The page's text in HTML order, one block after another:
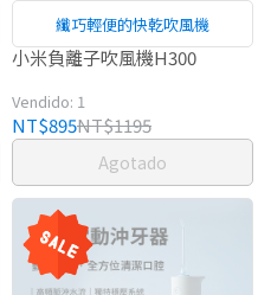
纖巧輕便的快乾吹風機
小米負離子吹風機H300
Vendido: 1
NT$895NT$1195
Agotado